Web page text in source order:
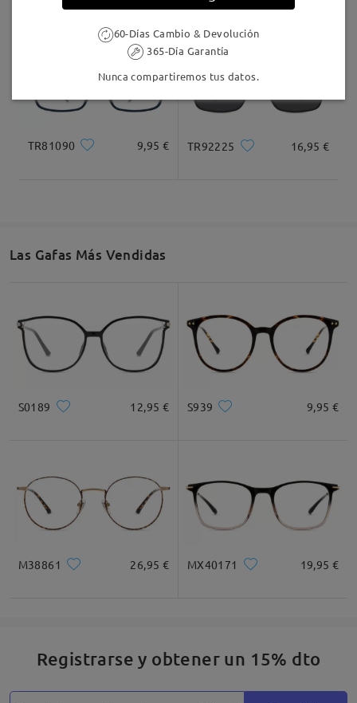
a service@firmoo.es. Estaremos encantados de
TR81090 9,95 € TR92225 16,95 €
Las Gafas Más Vendidas
S0189 12,95 € S939 9,95 €
M38861 26,95 € MX40171 19,95 €
Registrarse y obtener un 15% dto
60-Días Cambio & Devolución
365-Día Garantía
Nunca compartiremos tus datos.